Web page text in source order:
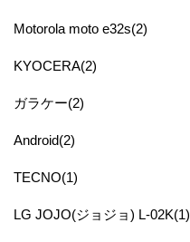
Motorola moto e32s(2)
KYOCERA(2)
ガラケー(2)
Android(2)
TECNO(1)
LG JOJO(ジョジョ) L-02K(1)